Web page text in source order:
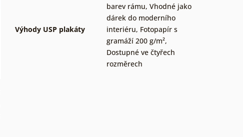
Výhody USP plakáty
barev rámu, Vhodné jako
dárek do moderního
interiéru, Fotopapír s
gramáží 200 g/m²,
Dostupné ve čtyřech
rozměrech